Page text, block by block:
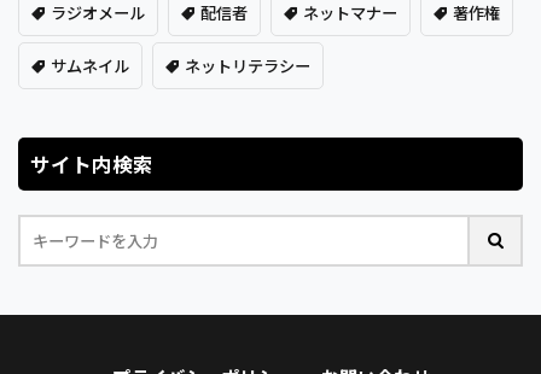
ラジオメール 配信者 ネットマナー 著作権
サムネイル ネットリテラシー
サイト内検索